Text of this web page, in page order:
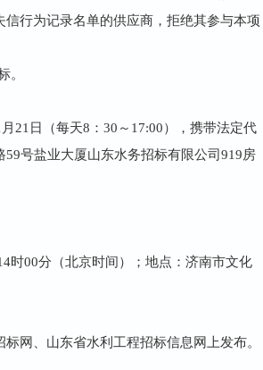
行为记录名单的供应商，拒绝其参与本项
。
21日（每天8：30～17:00），携带法定代
号盐业大厦山东水务招标有限公司919房
时00分（北京时间）；地点：济南市文化
网、山东省水利工程招标信息网上发布。